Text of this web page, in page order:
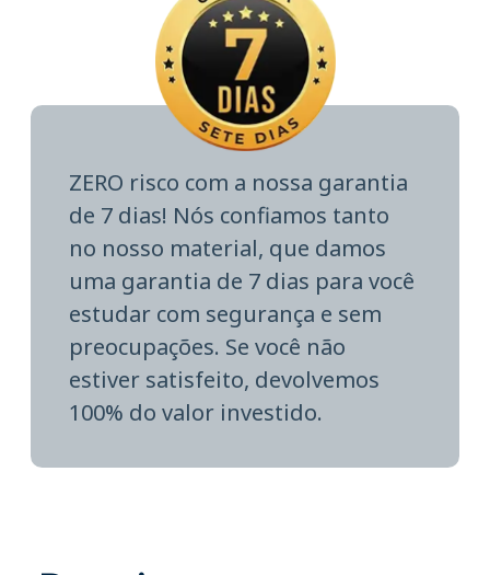
ZERO risco com a nossa garantia
de 7 dias! Nós confiamos tanto
no nosso material, que damos
uma garantia de 7 dias para você
estudar com segurança e sem
preocupações. Se você não
estiver satisfeito, devolvemos
100% do valor investido.